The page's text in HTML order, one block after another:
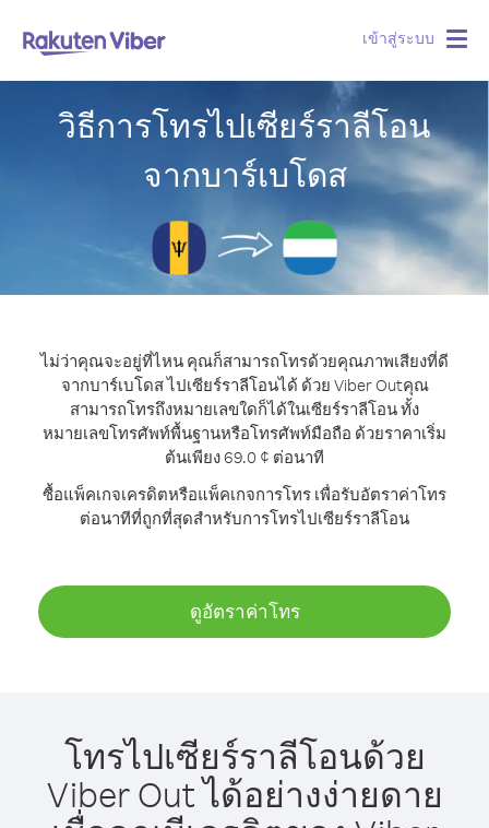
เข้าสู่ระบบ
วิธีการโทรไปเซียร์ราลีโอน
จากบาร์เบโดส
ไม่ว่าคุณจะอยู่ที่ไหน คุณก็สามารถโทรด้วยคุณภาพเสียงที่ดี
จากบาร์เบโดส ไปเซียร์ราลีโอนได้ ด้วย Viber Outคุณ
สามารถโทรถึงหมายเลขใดก็ได้ในเซียร์ราลีโอน ทั้ง
หมายเลขโทรศัพท์พื้นฐานหรือโทรศัพท์มือถือ ด้วยราคาเริ่ม
ต้นเพียง 69.0 ¢ ต่อนาที
ซื้อแพ็คเกจเครดิตหรือแพ็คเกจการโทร เพื่อรับอัตราค่าโทร
ต่อนาทีที่ถูกที่สุดสำหรับการโทรไปเซียร์ราลีโอน
ดูอัตราค่าโทร
โทรไปเซียร์ราลีโอนด้วย
Viber Out ได้อย่างง่ายดาย